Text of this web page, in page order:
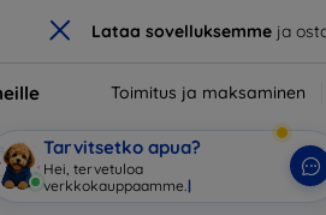
× Lataa sovelluksemmeja
Toimitus ja maksaminen
Tarvitsetko apua?
Hei, tervetuloa verkkokauppaa